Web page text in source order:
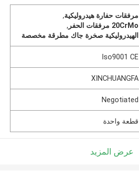
مرفقات حفارة هيدروليكية,
20CrMo مرفقات الحفر
,
الهيدروليكية صخرة جاك مطرقة مخصصة
Iso9001 CE
XINCHUANGFA
Negotiated
قطعة واحدة
عرض المزيد